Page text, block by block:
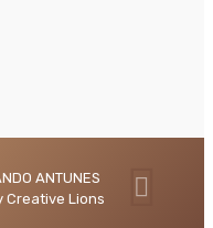
ANTUNES
Creative Lions